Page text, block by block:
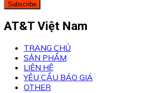
Subscribe
AT&T Việt Nam
TRANG CHỦ
SẢN PHẨM
LIÊN HỆ
YÊU CẦU BÁO GIÁ
OTHER